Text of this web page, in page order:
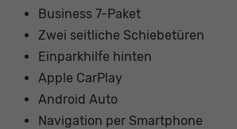
Business 7-Paket
Zwei seitliche Schiebetüren
Einparkhilfe hinten
Apple CarPlay
Android Auto
Navigation per Smartphone